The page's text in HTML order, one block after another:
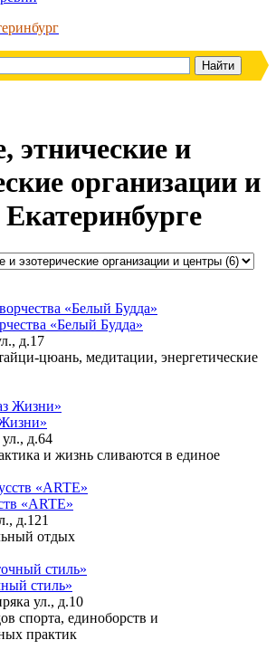
этнические и
организации и
«Белый Будда»
д.17
цюань, медитации, энергетические
д.64
и жизнь сливаются в единое
«ARTE»
д.121
отдых
стиль»
ул., д.10
спорта, единоборств и
практик